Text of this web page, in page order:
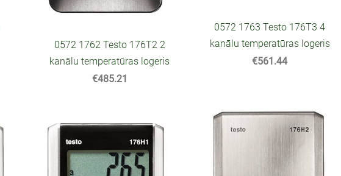
0572 1762 Testo 176T2 2
kanālu temperatūras logeris
€485.21
0572 1763 Testo 176T3 4
kanālu temperatūras logeris
€561.44